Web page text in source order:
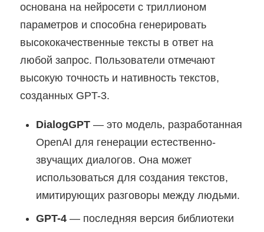
основана на нейросети с триллионом
параметров и способна генерировать
высококачественные тексты в ответ на
любой запрос. Пользователи отмечают
высокую точность и нативность текстов,
созданных GPT-3.
DialogGPT— это модель, разработанная
OpenAI для генерации естественно-
звучащих диалогов. Она может
использоваться для создания текстов,
имитирующих разговоры между людьми.
GPT-4— последняя версия библиотеки